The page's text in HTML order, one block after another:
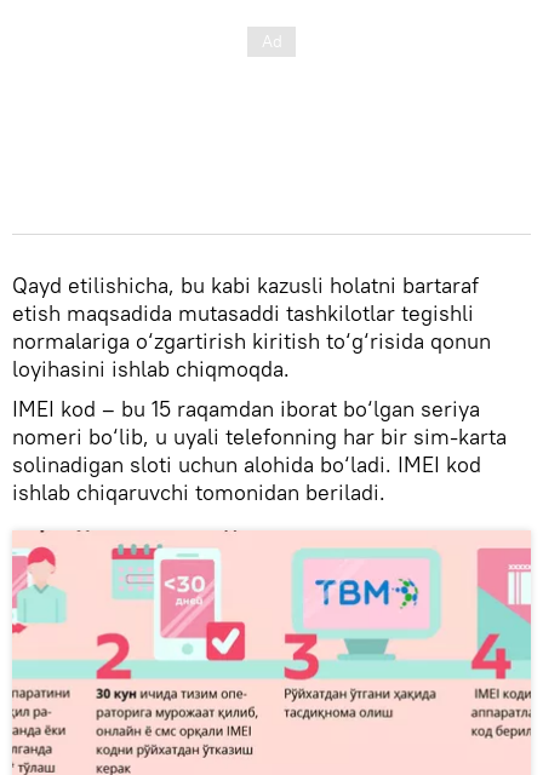
Qayd etilishicha, bu kabi kazusli holatni bartaraf
etish maqsadida mutasaddi tashkilotlar tegishli
normalariga o‘zgartirish kiritish to‘g‘risida qonun
loyihasini ishlab chiqmoqda.
IMEI kod – bu 15 raqamdan iborat bo‘lgan seriya
nomeri bo‘lib, u uyali telefonning har bir sim-karta
solinadigan sloti uchun alohida bo‘ladi. IMEI kod
ishlab chiqaruvchi tomonidan beriladi.